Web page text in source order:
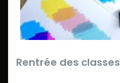
Rentrée des classes